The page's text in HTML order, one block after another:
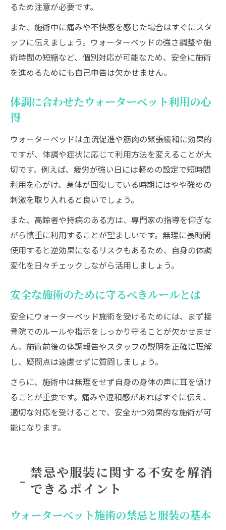
るため注意が必要です。
また、施術中に痛みや不快感を感じた場合はすぐにスタ
ッフに伝えましょう。ウォーターベッドの強さ調整や施
術時間の短縮など、個別対応が可能なため、安全に施術
を進めるためにも自己申告は欠かせません。
体調に合わせたウォーターベット利用の心
得
ウォーターベッドは血流促進や筋肉の緊張緩和に効果的
ですが、体調や症状に応じて利用方法を変えることが大
切です。例えば、疲労が強い日には軽めの設定で短時間
利用を心がけ、身体が回復している時期にはやや強めの
刺激を取り入れると良いでしょう。
また、高齢者や持病のある方は、専門家の指導を仰ぎな
がら慎重に利用することが望ましいです。無理に長時間
使用すると逆効果になるリスクもあるため、自身の体調
変化を日々チェックしながら活用しましょう。
安全な施術のために守るべきルールとは
安全にウォーターベッド施術を受けるためには、まず接
骨院でのルールや指示をしっかり守ることが欠かせませ
ん。施術前後の体調報告やスタッフの説明を正確に理解
し、疑問点は遠慮せずに質問しましょう。
さらに、施術中は無理をせず自身の身体の声に耳を傾け
ることが重要です。痛みや違和感があればすぐに伝え、
適切な対応を受けることで、安全かつ効果的な施術が可
能になります。
禁忌や服装に関する不安を解消
できるポイント
ウォーターベット施術の禁忌と服装の基本